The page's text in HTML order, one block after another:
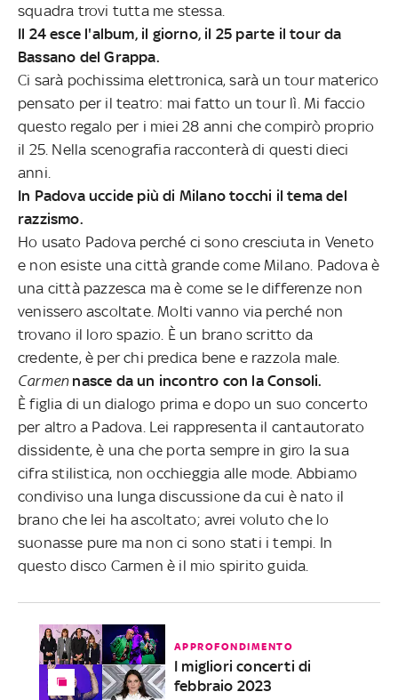
squadra trovi tutta me stessa.
Il 24 esce l'album, il giorno, il 25 parte il tour da
Bassano del Grappa.
Ci sarà pochissima elettronica, sarà un tour materico
pensato per il teatro: mai fatto un tour lì. Mi faccio
questo regalo per i miei 28 anni che compirò proprio
il 25. Nella scenografia racconterà di questi dieci
anni.
In Padova uccide più di Milano tocchi il tema del
razzismo.
Ho usato Padova perché ci sono cresciuta in Veneto
e non esiste una città grande come Milano. Padova è
una città pazzesca ma è come se le differenze non
venissero ascoltate. Molti vanno via perché non
trovano il loro spazio. È un brano scritto da
credente, è per chi predica bene e razzola male.
Carmennasce da un incontro con la Consoli.
È figlia di un dialogo prima e dopo un suo concerto
per altro a Padova. Lei rappresenta il cantautorato
dissidente, è una che porta sempre in giro la sua
cifra stilistica, non occhieggia alle mode. Abbiamo
condiviso una lunga discussione da cui è nato il
brano che lei ha ascoltato; avrei voluto che lo
suonasse pure ma non ci sono stati i tempi. In
questo disco Carmen è il mio spirito guida.
APPROFONDIMENTO
I migliori concerti di
febbraio 2023